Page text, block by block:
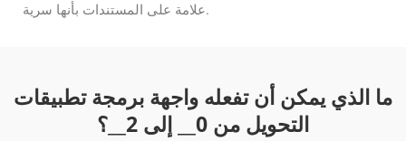
علامة على المستندات بأنها سرية.
ما الذي يمكن أن تفعله واجهة برمجة تطبيقات
التحويل من 0 __ إلى 2 __؟